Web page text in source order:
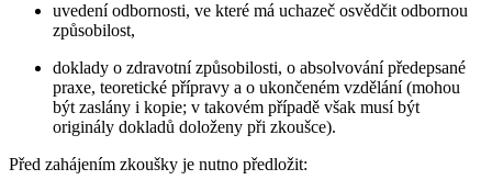
uvedení odbornosti, ve které má uchazeč osvědčit odbornou
způsobilost,
doklady o zdravotní způsobilosti, o absolvování předepsané
praxe, teoretické přípravy a o ukončeném vzdělání (mohou
být zaslány i kopie; v takovém případě však musí být
originály dokladů doloženy při zkoušce).
Před zahájením zkoušky je nutno předložit: